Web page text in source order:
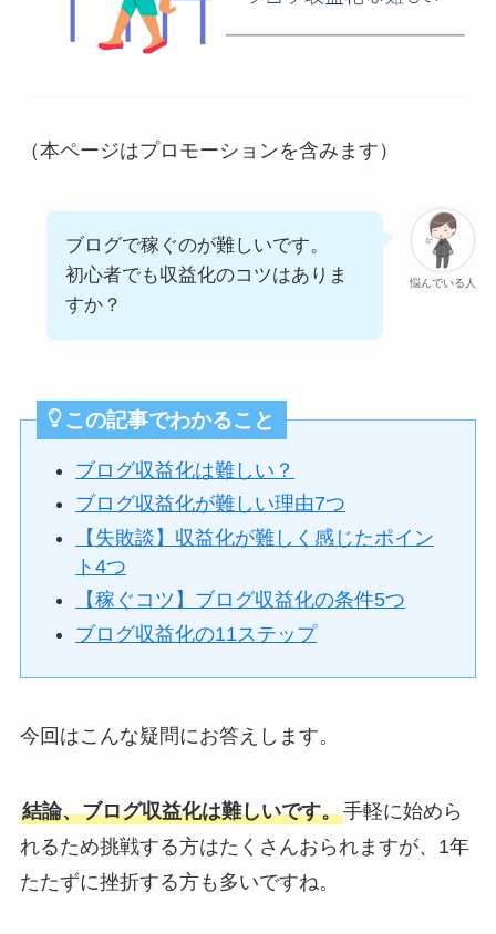
（本ページはプロモーションを含みます）
悩んでいる人
ブログで稼ぐのが難しいです。
初心者でも収益化のコツはありま
すか？
この記事でわかること
ブログ収益化は難しい？
ブログ収益化が難しい理由7つ
【失敗談】収益化が難しく感じたポイン
ト4つ
【稼ぐコツ】ブログ収益化の条件5つ
ブログ収益化の11ステップ
今回はこんな疑問にお答えします。
結論、ブログ収益化は難しいです。手軽に始めら
れるため挑戦する方はたくさんおられますが、1年
たたずに挫折する方も多いですね。